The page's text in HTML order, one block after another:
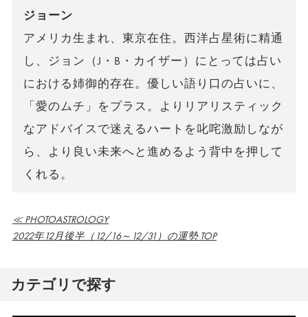
ジョーン
アメリカ生まれ、東京在住。西洋占星術に精通
し、ジョン（J・B・カイザー）にとっては占い
における姉御的存在。優しい語り口の占いに、
「愛のムチ」をプラス。よりリアリスティック
なアドバイスで迷えるハートを叱咤激励しなが
ら、より良い未来へと進めるよう背中を押して
くれる。
≪ PHOTOASTROLOGY
2022年12月後半（12/16～12/31）の運勢 TOP
カテゴリで探す